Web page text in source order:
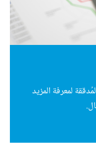
لمعرفة المزيد